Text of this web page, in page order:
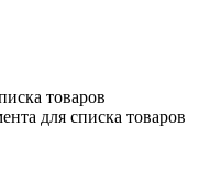
товаров
для списка товаров